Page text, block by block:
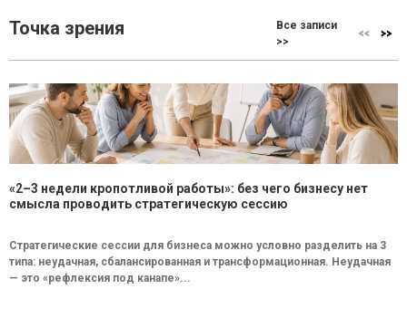
Точка зрения
Все записи
>>
«2–3 недели кропотливой работы»: без чего бизнесу нет
смысла проводить стратегическую сессию
Стратегические сессии для бизнеса можно условно разделить на 3
типа: неудачная, сбалансированная и трансформационная. Неудачная
— это «рефлексия под канапе»...